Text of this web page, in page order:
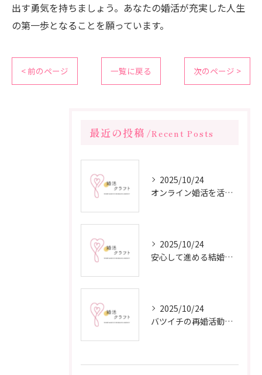
出す勇気を持ちましょう。あなたの婚活が充実した人生
の第一歩となることを願っています。
< 前のページ 一覧に戻る 次のページ >
最近の投稿 Recent Posts
2025/10/24
オンライン婚活を活用した短期間成婚の秘訣
2025/10/24
安心して進める結婚相談所の利用法
2025/10/24
バツイチの再婚活動に成功するための戦略